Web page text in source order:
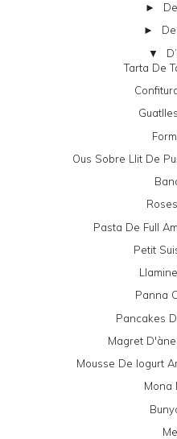
►
►
▼
Tarta De
Ous Sobre Llit De
Pasta De Full
Petit
Panna
Pancakes
Magret
Mousse De Iogurt
Mona